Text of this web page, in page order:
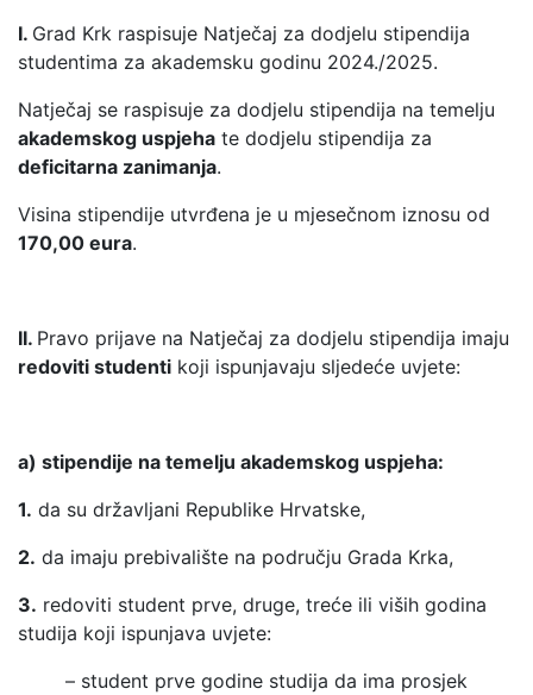
I. Grad Krk raspisuje Natječaj za dodjelu stipendija
studentima za akademsku godinu 2024./2025.
Natječaj se raspisuje za dodjelu stipendija na temelju
akademskog uspjeha te dodjelu stipendija za
deficitarna zanimanja.
Visina stipendije utvrđena je u mjesečnom iznosu od
170,00 eura.
II. Pravo prijave na Natječaj za dodjelu stipendija imaju
redoviti studenti koji ispunjavaju sljedeće uvjete:
a) stipendije na temelju akademskog uspjeha:
1. da su državljani Republike Hrvatske,
2. da imaju prebivalište na području Grada Krka,
3. redoviti student prve, druge, treće ili viših godina
studija koji ispunjava uvjete:
– student prve godine studija da ima prosjek